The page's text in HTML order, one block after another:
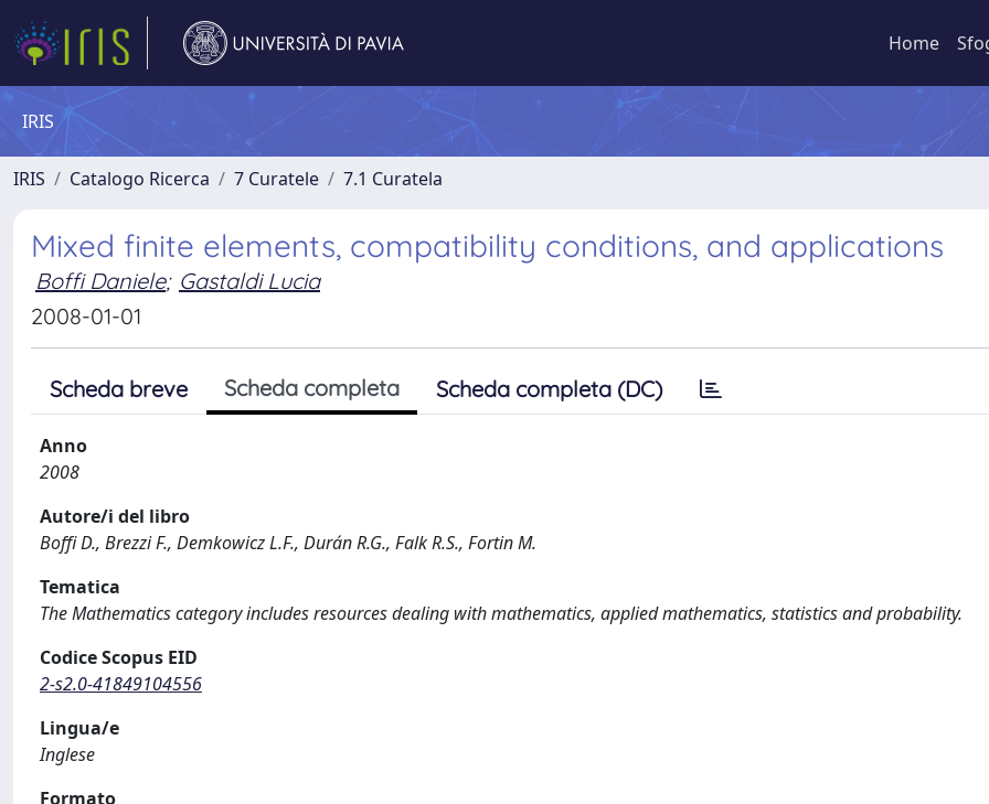
Home
IRIS
IRIS Catalogo Ricerca 7 Curatele 7.1 Curatela
Mixed finite elements, compatibility conditions, and applications
Boffi Daniele; Gastaldi Lucia
2008-01-01
Scheda breve Scheda completa Scheda completa (DC)
Anno
2008
Autore/i del libro
Boffi D., Brezzi F., Demkowicz L.F., Durán R.G., Falk R.S., Fortin M.
Tematica
The Mathematics category includes resources dealing with mathematics, applied mathematics, statistics and probability.
Codice Scopus EID
2-s2.0-41849104556
Lingua/e
Inglese
Formato